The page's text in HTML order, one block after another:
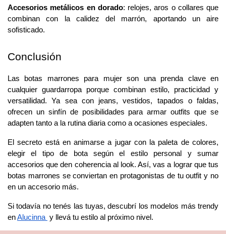
Accesorios metálicos en dorado: relojes, aros o collares que
combinan con la calidez del marrón, aportando un aire
sofisticado.
Conclusión
Las botas marrones para mujer son una prenda clave en
cualquier guardarropa porque combinan estilo, practicidad y
versatilidad. Ya sea con jeans, vestidos, tapados o faldas,
ofrecen un sinfín de posibilidades para armar outfits que se
adapten tanto a la rutina diaria como a ocasiones especiales.
El secreto está en animarse a jugar con la paleta de colores,
elegir el tipo de bota según el estilo personal y sumar
accesorios que den coherencia al look. Así, vas a lograr que tus
botas marrones se conviertan en protagonistas de tu outfit y no
en un accesorio más.
Si todavía no tenés las tuyas, descubrí los modelos más trendy
en Alucinna y llevá tu estilo al próximo nivel.